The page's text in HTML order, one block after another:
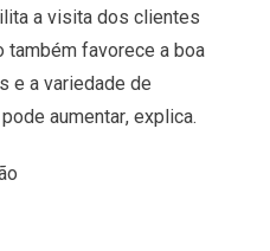
a visita dos clientes
também favorece a boa
e a variedade de
aumentar, explica.